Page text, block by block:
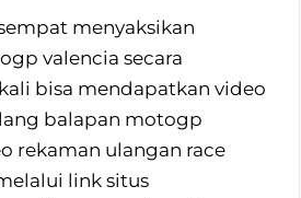
menyaksikan
valencia secara
bisa mendapatkan video
balapan motogp
rekaman ulangan race
link situs